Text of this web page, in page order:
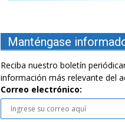
Manténgase
Reciba nuestro boletín
información más relevante del
Correo electrónico: